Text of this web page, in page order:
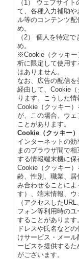
（1） ウェブサイ
て、各種入力補助
ル等のコンテンツ
め。
（2） 個人を特定
め。
※Cookie（クッキー
析に限定して使用す
はありません。
なお、広告の配信
経由して、Cookie
ります。こうした
Cookie（クッキー
が、この場合、ウ
ことがあります。
Cookie（クッキー
インターネットの
まのブラウザ間で
する情報端末機に保
Cookie（クッキー
齢、性別、職業、
み合わせることによ
す）、端末情報、
（アクセスした
フォン等利用時の
することがありま
ドレスや氏名など
けサービス・メー
ービスを提供する
がございます。